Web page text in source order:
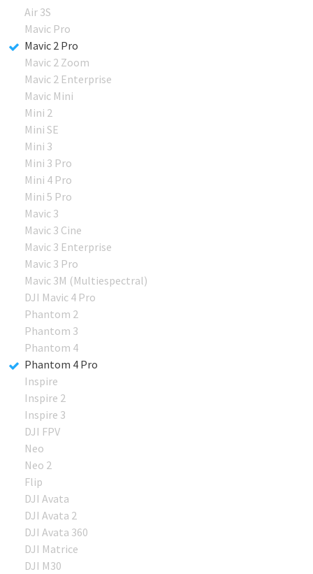
Air 3S
Mavic Pro
Mavic 2 Pro
Mavic 2 Zoom
Mavic 2 Enterprise
Mavic Mini
Mini 2
Mini SE
Mini 3
Mini 3 Pro
Mini 4 Pro
Mini 5 Pro
Mavic 3
Mavic 3 Cine
Mavic 3 Enterprise
Mavic 3 Pro
Mavic 3M (Multiespectral)
DJI Mavic 4 Pro
Phantom 2
Phantom 3
Phantom 4
Phantom 4 Pro
Inspire
Inspire 2
Inspire 3
DJI FPV
Neo
Neo 2
Flip
DJI Avata
DJI Avata 2
DJI Avata 360
DJI Matrice
DJI M30